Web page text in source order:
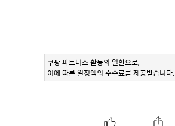
쿠팡 파트너스 활동의 일환으로,
이에 따른 일정액의 수수료를 제공받습니다.